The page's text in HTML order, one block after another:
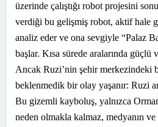
üzerinde çalıştığı robot projesini
verdiği bu gelişmiş robot, aktif hale
analiz eder ve ona sevgiyle “Palaz
başlar. Kısa sürede aralarında
Ancak Ruzi’nin şehir merkezindeki
beklenmedik bir olay yaşanır: Ruzi
Bu gizemli kayboluş, yalnızca
neden olmakla kalmaz, medyanın